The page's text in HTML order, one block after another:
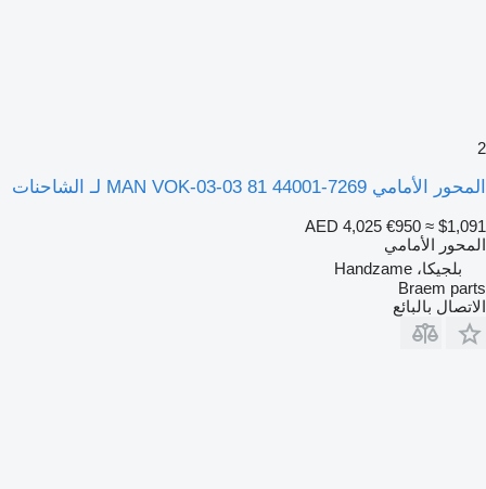
2
المحور الأمامي MAN VOK-03-03 81 44001-7269 لـ الشاحنات
AED 4,025 €950 ≈ $1,091
المحور الأمامي
بلجيكا، Handzame
Braem parts
الاتصال بالبائع